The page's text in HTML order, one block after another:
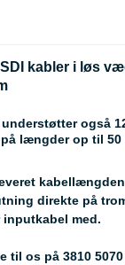
kabler i løs
understøtter også
længder op til 50
direkte på
inputkabel med.
til os på 3810